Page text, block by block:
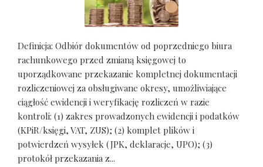
Definicja: Odbiór dokumentów od poprzedniego biura
rachunkowego przed zmianą księgowej to
uporządkowane przekazanie kompletnej dokumentacji
rozliczeniowej za obsługiwane okresy, umożliwiające
ciągłość ewidencji i weryfikację rozliczeń w razie
kontroli: (1) zakres prowadzonych ewidencji i podatków
(KPiR/księgi, VAT, ZUS); (2) komplet plików i
potwierdzeń wysyłek (JPK, deklaracje, UPO); (3)
protokół przekazania z...